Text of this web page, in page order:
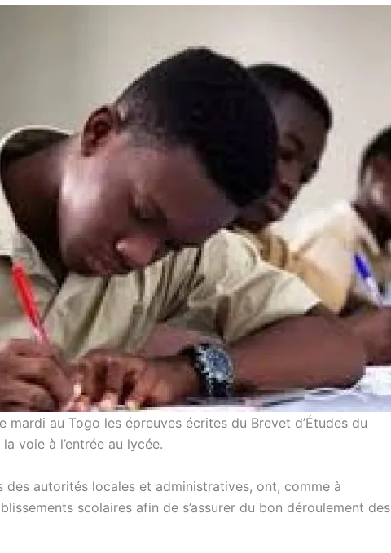
au Togo les épreuves écrites du Brevet d’Études du
voie à l’entrée au lycée.
autorités locales et administratives, ont, comme à
scolaires afin de s’assurer du bon déroulement des